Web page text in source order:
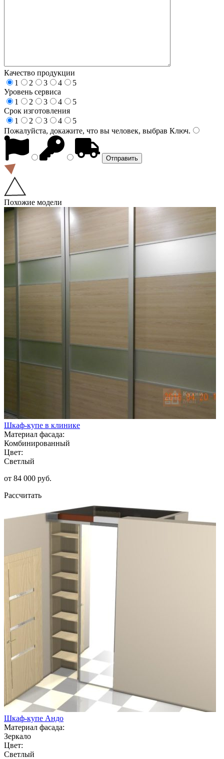
Качество продукции
1
2 3 4
5
Уровень сервиса
1
2 3 4
5
Срок изготовления
1
2 3 4
5
Пожалуйста, докажите, что вы человек, выбрав Ключ.
Похожие модели
Шкаф-купе в клинике
Материал фасада:
Комбинированный
Цвет:
Светлый
от 84 000 руб.
Рассчитать
Шкаф-купе Андо
Материал фасада:
Зеркало
Цвет:
Светлый